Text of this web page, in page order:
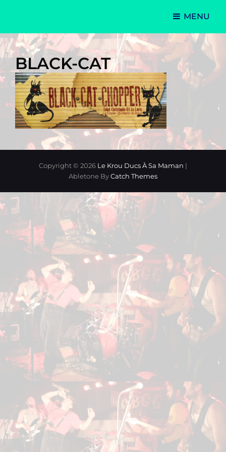
MENU
BLACK-CAT
Copyright © 2026 Le Krou Ducs À Sa Maman |
Abletone ByCatch Themes